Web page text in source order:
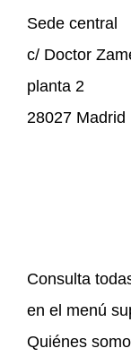
Sede central
c/ Doctor
planta 2
28027 Madrid
Consulta
en el menú
Quiénes